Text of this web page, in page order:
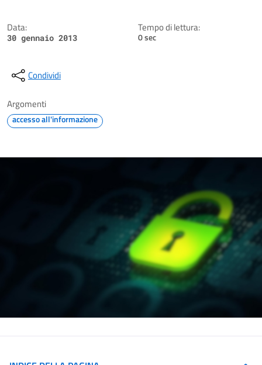
Data:
30 gennaio 2013
Tempo di lettura:
0 sec
Condividi
Argomenti
accesso all'informazione